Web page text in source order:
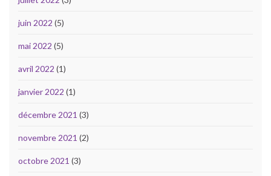
juin 2022 (5)
mai 2022 (5)
avril 2022 (1)
janvier 2022 (1)
décembre 2021 (3)
novembre 2021 (2)
octobre 2021 (3)